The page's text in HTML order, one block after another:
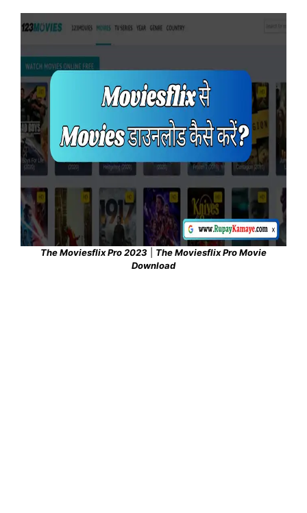
The Moviesflix Pro 2023
The Moviesflix Pro Movie
Download